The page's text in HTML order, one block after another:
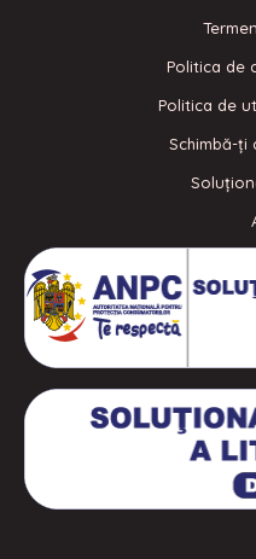
Politica de
Politica de
Schimbă-ți